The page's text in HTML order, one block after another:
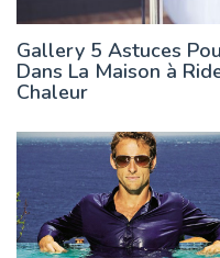
Gallery 5 Astuces
Dans La Maison à
Chaleur